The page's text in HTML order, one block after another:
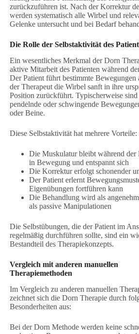
zurückzuführen ist. Nach der Korrektur
werden systematisch alle Wirbel und
Gelenke untersucht und bei Bedarf
Die Rolle der Selbstaktivität des
Ein wesentliches Merkmal der Dorn
aktive Mitarbeit des Patienten während
Der Patient führt bestimmte Bewegungen
der Therapeut die Wirbel sanft in ihre
Position zurückführt. Typischerweise sind
pendelnde oder schwingende
oder Beine.
Diese Selbstaktivität hat mehrere Vorteile:
Die Muskulatur bleibt während der
in Bewegung und entspannt sich
Die Korrektur erfolgt schonender
Der Patient erlernt
Eigenübungen fortführen kann
Die Behandlung wird als
als passive Manipulationen
Die Selbstübungen, die der Patient im
regelmäßig durchführen sollte, sind ein
Bestandteil des Therapiekonzepts.
Vergleich mit anderen manuellen
Therapiemethoden
Im Vergleich zu anderen manuellen
zeichnet sich die Dorn Therapie durch
Besonderheiten aus:
Bei der Dorn Methode werden keine